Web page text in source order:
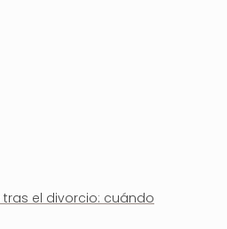
el divorcio: cuándo